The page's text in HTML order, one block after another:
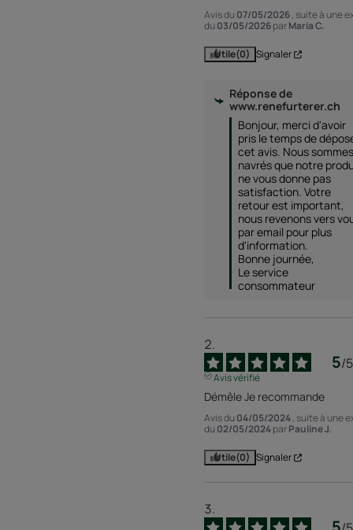
Avis du 07/05/2026, suite à une
du 03/05/2026parMaria C.
Utile(0) Signaler
Réponse de
www.renefurterer.ch
Bonjour, merci d'avoir
pris le temps de
cet avis. Nous sommes
navrés que notre
ne vous donne pas
satisfaction. Votre
retour est important,
nous revenons vers
par email pour plus
d'information.
Bonne journée,
Le service
consommateur
5/5
Avis vérifié
Démêle Je recommande
Avis du 04/05/2024, suite à une
du 02/05/2024parPauline J.
Utile(0) Signaler